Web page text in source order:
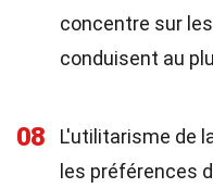
concentre sur
conduisent au
08
L'utilitarisme de
les préférences